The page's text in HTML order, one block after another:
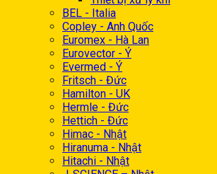
BEL - Italia
Copley - Anh Quốc
Euromex - Hà Lan
Eurovector - Ý
Evermed - Ý
Fritsch - Đức
Hamilton - UK
Hermle - Đức
Hettich - Đức
Himac - Nhật
Hiranuma - Nhật
Hitachi - Nhật